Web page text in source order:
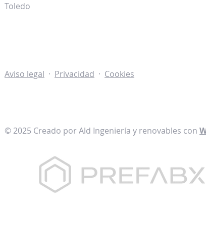
Toledo
Aviso legal · Privacidad · Cookies
© 2025 Creado por Ald Ingeniería y renovables con